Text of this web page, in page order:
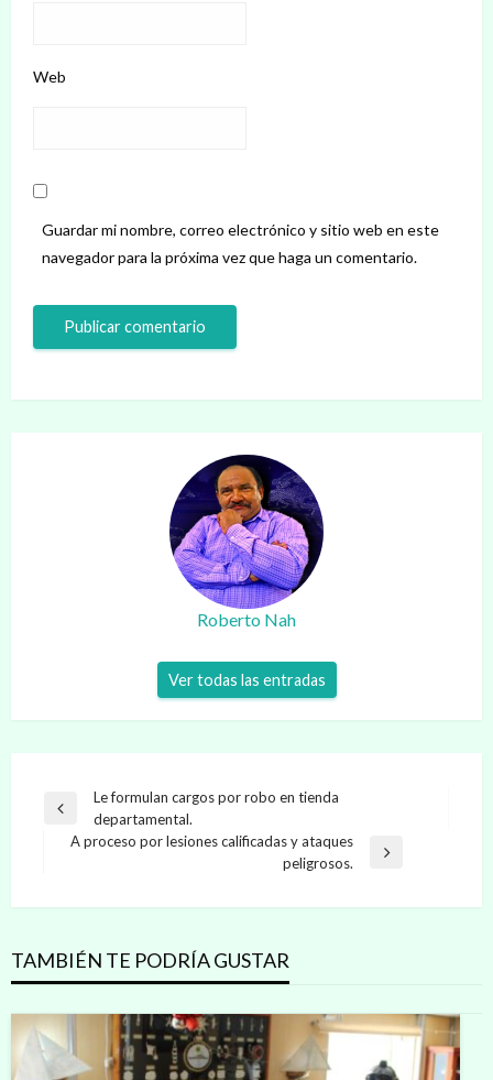
Web
Guardar mi nombre, correo electrónico y sitio web en este
navegador para la próxima vez que haga un comentario.
Roberto Nah
Ver todas las entradas
Navegación
Entrada
anterior
Le formulan cargos por robo en tienda
departamental.
A proceso por lesiones calificadas y ataques
peligrosos.
TAMBIÉN TE PODRÍA GUSTAR